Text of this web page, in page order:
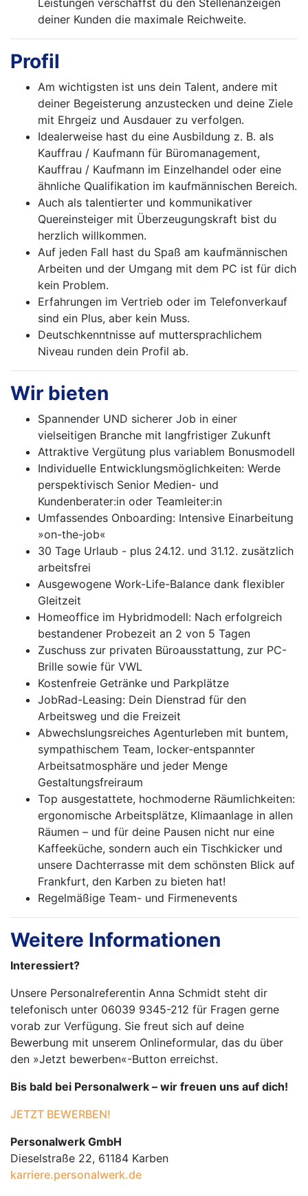
Leistungen verschaffst du den Stellenanzeigen
deiner Kunden die maximale Reichweite.
Profil
Am wichtigsten ist uns dein Talent, andere mit
deiner Begeisterung anzustecken und deine Ziele
mit Ehrgeiz und Ausdauer zu verfolgen.
Idealerweise hast du eine Ausbildung z. B. als
Kauffrau / Kaufmann für Büromanagement,
Kauffrau / Kaufmann im Einzelhandel oder eine
ähnliche Qualifikation im kaufmännischen Bereich.
Auch als talentierter und kommunikativer
Quereinsteiger mit Überzeugungskraft bist du
herzlich willkommen.
Auf jeden Fall hast du Spaß am kaufmännischen
Arbeiten und der Umgang mit dem PC ist für dich
kein Problem.
Erfahrungen im Vertrieb oder im Telefonverkauf
sind ein Plus, aber kein Muss.
Deutschkenntnisse auf muttersprachlichem
Niveau runden dein Profil ab.
Wir bieten
Spannender UND sicherer Job in einer
vielseitigen Branche mit langfristiger Zukunft
Attraktive Vergütung plus variablem Bonusmodell
Individuelle Entwicklungsmöglichkeiten: Werde
perspektivisch Senior Medien- und
Kundenberater:in oder Teamleiter:in
Umfassendes Onboarding: Intensive Einarbeitung
»on-the-job«
30 Tage Urlaub - plus 24.12. und 31.12. zusätzlich
arbeitsfrei
Ausgewogene Work-Life-Balance dank flexibler
Gleitzeit
Homeoffice im Hybridmodell: Nach erfolgreich
bestandener Probezeit an 2 von 5 Tagen
Zuschuss zur privaten Büroausstattung, zur PC-
Brille sowie für VWL
Kostenfreie Getränke und Parkplätze
JobRad-Leasing: Dein Dienstrad für den
Arbeitsweg und die Freizeit
Abwechslungsreiches Agenturleben mit buntem,
sympathischem Team, locker-entspannter
Arbeitsatmosphäre und jeder Menge
Gestaltungsfreiraum
Top ausgestattete, hochmoderne Räumlichkeiten:
ergonomische Arbeitsplätze, Klimaanlage in allen
Räumen – und für deine Pausen nicht nur eine
Kaffeeküche, sondern auch ein Tischkicker und
unsere Dachterrasse mit dem schönsten Blick auf
Frankfurt, den Karben zu bieten hat!
Regelmäßige Team- und Firmenevents
Weitere Informationen
Interessiert?
Unsere Personalreferentin Anna Schmidt steht dir
telefonisch unter 06039 9345-212 für Fragen gerne
vorab zur Verfügung. Sie freut sich auf deine
Bewerbung mit unserem Onlineformular, das du über
den »Jetzt bewerben«-Button erreichst.
Bis bald bei Personalwerk – wir freuen uns auf dich!
JETZT BEWERBEN!
Personalwerk GmbH
Dieselstraße 22, 61184 Karben
karriere.personalwerk.de